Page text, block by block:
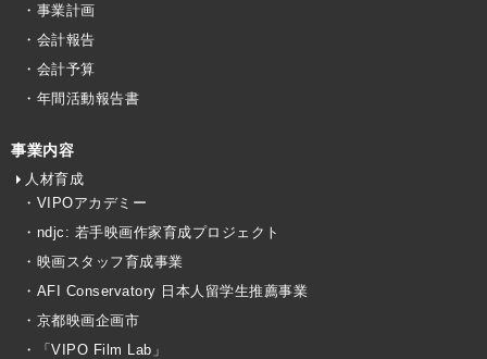
・事業計画
・会計報告
・会計予算
・年間活動報告書
事業内容
人材育成
・VIPOアカデミー
・ndjc: 若手映画作家育成プロジェクト
・映画スタッフ育成事業
・AFI Conservatory 日本人留学生推薦事業
・京都映画企画市
・「VIPO Film Lab」